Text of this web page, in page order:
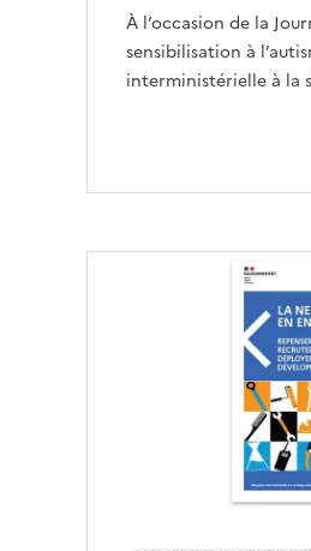
À l’occasion de la
sensibilisation à
interministérielle à la